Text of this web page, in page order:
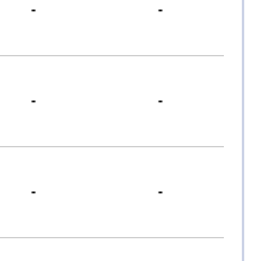
- -
- -
- -